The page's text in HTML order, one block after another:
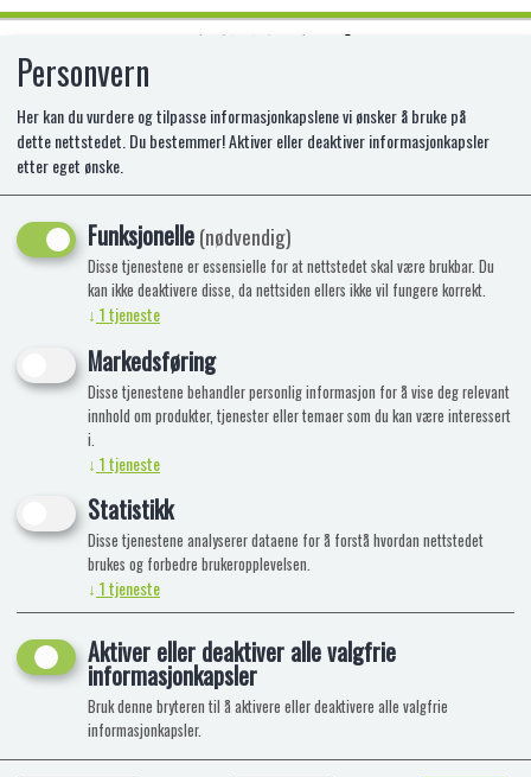
SQUISHMALLOWS 40 CM CONNOR
Personvern
Her kan du vurdere og tilpasse informasjonkapslene vi ønsker å bruke på
dette nettstedet. Du bestemmer! Aktiver eller deaktiver informasjonkapsler
etter eget ønske.
Funksjonelle(nødvendig)
Disse tjenestene er essensielle for at nettstedet skal være brukbar. Du
kan ikke deaktivere disse, da nettsiden ellers ikke vil fungere korrekt.
↓ 1tjeneste
Markedsføring
Disse tjenestene behandler personlig informasjon for å vise deg relevant
innhold om produkter, tjenester eller temaer som du kan være interessert
i.
↓ 1tjeneste
Statistikk
Disse tjenestene analyserer dataene for å forstå hvordan nettstedet
brukes og forbedre brukeropplevelsen.
↓ 1tjeneste
Aktiver eller deaktiver alle valgfrie
informasjonkapsler
Bruk denne bryteren til å aktivere eller deaktivere alle valgfrie
informasjonkapsler.